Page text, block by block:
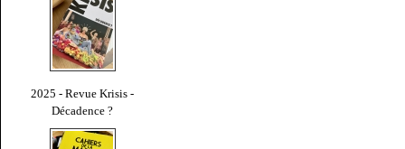
2025 - Revue Krisis -
Décadence ?